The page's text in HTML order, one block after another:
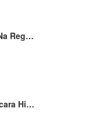
Reg…
Hi…